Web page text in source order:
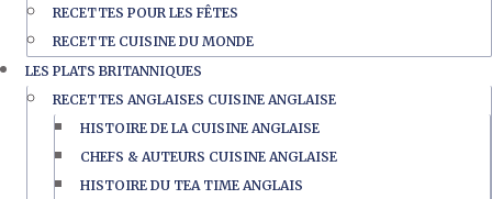
RECETTES POUR LES FÊTES
RECETTE CUISINE DU MONDE
LES PLATS BRITANNIQUES
RECETTES ANGLAISES CUISINE ANGLAISE
HISTOIRE DE LA CUISINE ANGLAISE
CHEFS & AUTEURS CUISINE ANGLAISE
HISTOIRE DU TEA TIME ANGLAIS